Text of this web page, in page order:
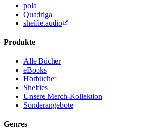
pola
Quadriga
shelfie.audio
Produkte
Alle Bücher
eBooks
Hörbücher
Shelfies
Unsere Merch-Kollektion
Sonderangebote
Genres